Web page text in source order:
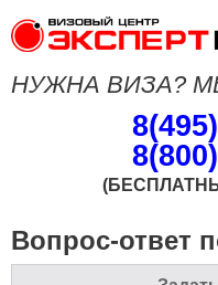
НУЖНА ВИЗА?
Вопрос-ответ